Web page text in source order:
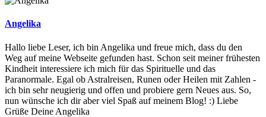
Angelika
Hallo liebe Leser, ich bin Angelika und freue mich, dass du den
Weg auf meine Webseite gefunden hast. Schon seit meiner frühesten
Kindheit interessiere ich mich für das Spirituelle und das
Paranormale. Egal ob Astralreisen, Runen oder Heilen mit Zahlen -
ich bin sehr neugierig und offen und probiere gern Neues aus. So,
nun wünsche ich dir aber viel Spaß auf meinem Blog! :) Liebe
Grüße Deine Angelika